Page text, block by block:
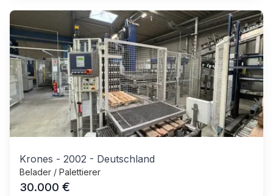
Krones - 2002 - Deutschland
Belader / Palettierer
30.000 €